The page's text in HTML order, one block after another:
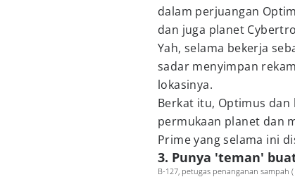
dalam perjuangan
dan juga planet
Yah, selama bekerja
sadar menyimpan
lokasinya.
Berkat itu, Optimus
permukaan planet dan
Prime yang selama ini
3. Punya 'teman'
B-127, petugas penanganan sampah